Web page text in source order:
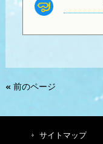
« 前のページ
サイトマップ